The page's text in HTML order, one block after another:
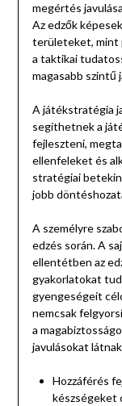
megértés
Az edzők
területeket, mint
a taktikai
magasabb szintű
A játékstratégia
segíthetnek a
fejleszteni,
ellenfeleket és
stratégiai
jobb
A személyre
edzés során. A
ellentétben az
gyakorlatokat
gyengeségeit
nemcsak
a
javulásokat
Hozzáférés
készségeket